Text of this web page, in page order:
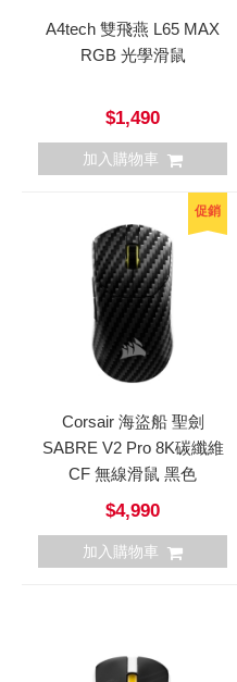
A4tech 雙飛燕 L65 MAX
RGB 光學滑鼠
$1,490
加入購物車
促銷
Corsair 海盜船 聖劍
SABRE V2 Pro 8K碳纖維
CF 無線滑鼠 黑色
$4,990
加入購物車